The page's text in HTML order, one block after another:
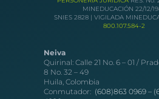
MINEDUCACIÓN 22/12/
SNIES 2828 | VIGILADA
800.107.584-2
Neiva
Quirinal: Calle 21 No. 6 – 01 /
8 No. 32 – 49
Huila, Colombia
Conmutador: (608)863 0969 –